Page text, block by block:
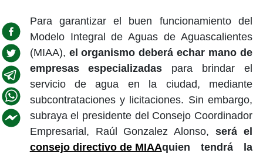
Para garantizar el buen funcionamiento del
Modelo Integral de Aguas de Aguascalientes
(MIAA), el organismo deberá echar mano de
empresas especializadas para brindar el
servicio de agua en la ciudad, mediante
subcontrataciones y licitaciones. Sin embargo,
subraya el presidente del Consejo Coordinador
Empresarial, Raúl Gonzalez Alonso,será el
consejo directivo de MIAAquien tendrá la